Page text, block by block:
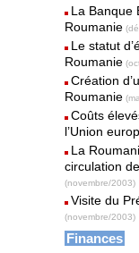
La Banque
Roumanie
Le statut
Roumanie
Création
Roumanie
Coûts
l’Union
La
circulation
(novembre/2003)
Visite du
(novembre/2003)
Finances